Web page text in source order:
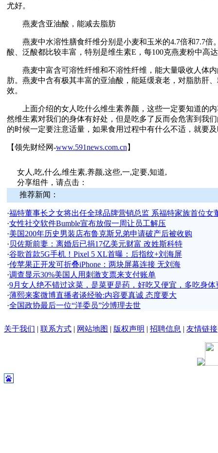
尤好。
燕麦含亚油酸，能减去脂肪
燕麦中水溶性膳食纤维分别是小麦和玉米的4.7倍和7.7倍
酸、泛酸都比较丰富，特别是维生素E，每100克燕麦粉中高
燕麦中富含可溶性纤维和不溶性纤维，能大量吸收人体内
肪。燕麦中含有极其丰富的亚油酸，能延缓衰老，对脂肪肝
效。
上面介绍的女人吃什么维生素养颜，这些一定要知道的内
然维生素对我们的身体有好处，但是吃多了反而会危害到我
的时候一定要注意适量，如果食用过程中有什么不适，就要
【领先财经网-www.591news.com.cn 】
女人,吃,什么,维生素,养颜,这些,一,定要,知道,
分享组件，请点击：
推荐新闻：
·福特董事长之女将出任全球品牌营销总监 系福特家族首位女
·女性社交软件Bumble宣布放假一周让员工解压
·美国200年历史男装店布鲁克斯兄弟申请破产后被收购
·贝佐斯前妻：离婚后已捐17亿美元财富 改姓斯科特
·谷歌首款5G手机！Pixel 5 XL首曝：后指纹+刘海屏
·传苹果正开发可折叠iPhone：两块屏幕连接 无刘海
·调查显示30%美国人用刺激支票来支付账单
·9月女人绝不错过这菜，是菜更是药，好吃又便宜，多吃身体
·薄熙来案微博直播者谈经验:内容要真诚 态度要大
·全国政协最后一位“洋委员”沙博理去世
关于我们 | 联系方式 | 网站地图 | 版权声明 | 招聘信息 | 友情链接